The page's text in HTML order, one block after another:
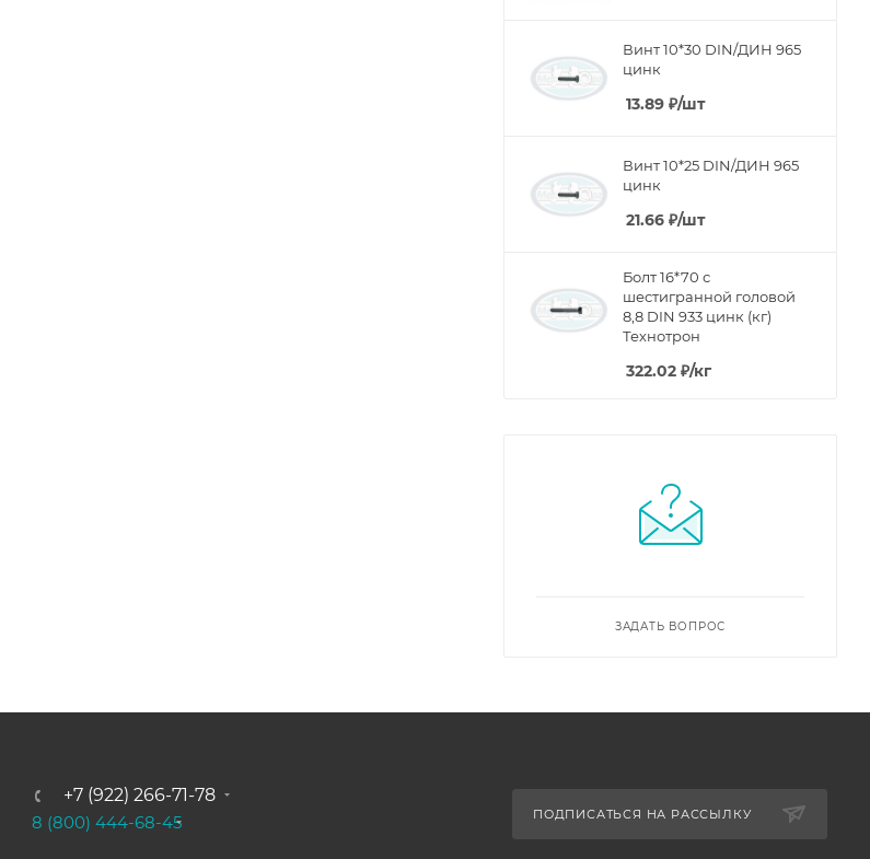
Винт 10*30 DIN/ДИН 965
цинк
13.89 ₽/шт
Винт 10*25 DIN/ДИН 965
цинк
21.66 ₽/шт
Болт 16*70 с
шестигранной головой
8,8 DIN 933 цинк (кг)
Технотрон
322.02 ₽/кг
ЗАДАТЬ ВОПРОС
+7 (922) 266-71-78
8 (800) 444-68-45
ПОДПИСАТЬСЯ НА РАССЫЛКУ